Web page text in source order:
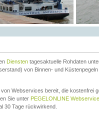
Diensten tagesaktuelle Rohdaten
von Binnen- und
Webservices bereit, die kostenfrei
Sie unter PEGELONLINE
30 Tage rückwirkend.